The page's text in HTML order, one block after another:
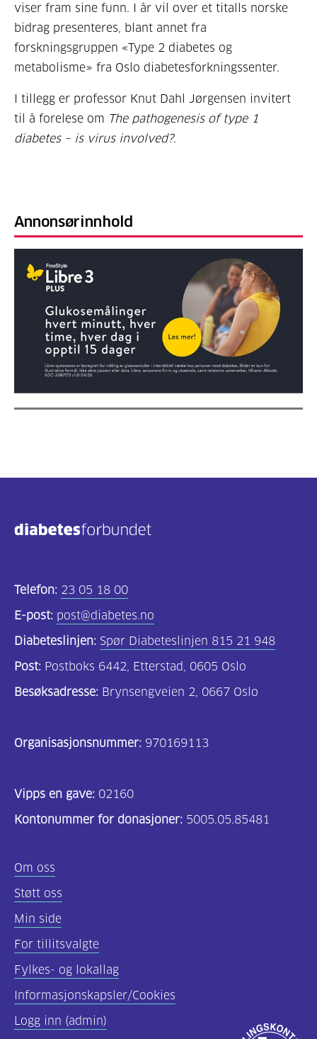
viser fram sine funn. I år vil over et titalls norske
bidrag presenteres, blant annet fra
forskningsgruppen «Type 2 diabetes og
metabolisme» fra Oslo diabetesforkningssenter.
I tillegg er professor Knut Dahl Jørgensen invitert
til å forelese om The pathogenesis of type 1
diabetes – is virus involved?.
Annonsørinnhold
Telefon: 23 05 18 00
E-post: post@diabetes.no
Diabeteslinjen: Spør Diabeteslinjen 815 21 948
Post: Postboks 6442, Etterstad, 0605 Oslo
Besøksadresse: Brynsengveien 2, 0667 Oslo
Organisasjonsnummer: 970169113
Vipps en gave: 02160
Kontonummer for donasjoner: 5005.05.85481
Om oss
Støtt oss
Min side
For tillitsvalgte
Fylkes- og lokallag
Informasjonskapsler/Cookies
Logg inn (admin)
Godkjent